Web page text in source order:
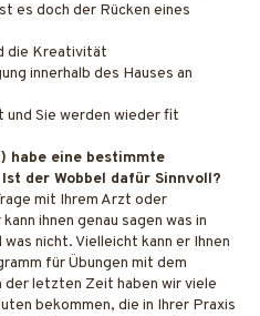
es doch der Rücken eines
die Kreativität
innerhalb des Hauses an
und Sie werden wieder fit
habe eine bestimmte
der Wobbel dafür Sinnvoll?
mit Ihrem Arzt oder
ihnen genau sagen was in
nicht. Vielleicht kann er Ihnen
für Übungen mit dem
der letzten Zeit haben wir viele
bekommen, die in Ihrer Praxis